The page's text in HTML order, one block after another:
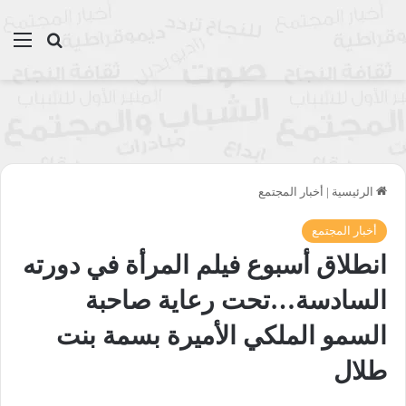
بحث
الرئيسية | أخبار المجتمع
أخبار المجتمع
انطلاق أسبوع فيلم المرأة في دورته
السادسة…تحت رعاية صاحبة
السمو الملكي الأميرة بسمة بنت
طلال